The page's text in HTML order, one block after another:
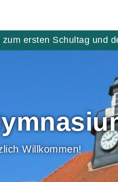
zum ersten Schultag und
Willkommen!